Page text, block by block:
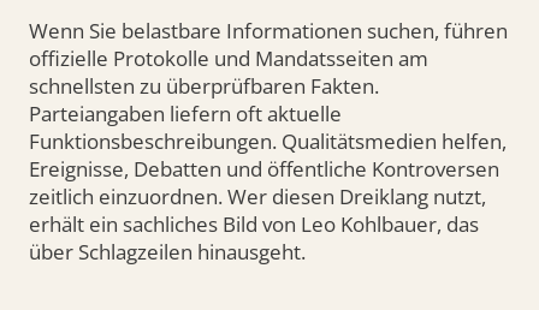
Wenn Sie belastbare Informationen suchen, führen
offizielle Protokolle und Mandatsseiten am
schnellsten zu überprüfbaren Fakten.
Parteiangaben liefern oft aktuelle
Funktionsbeschreibungen. Qualitätsmedien helfen,
Ereignisse, Debatten und öffentliche Kontroversen
zeitlich einzuordnen. Wer diesen Dreiklang nutzt,
erhält ein sachliches Bild von Leo Kohlbauer, das
über Schlagzeilen hinausgeht.